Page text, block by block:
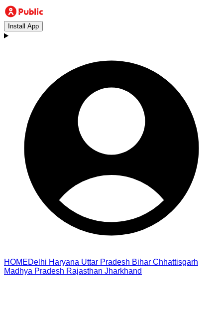
Install App
HOMEDelhi Haryana Uttar Pradesh Bihar Chhattisgarh
Madhya Pradesh Rajasthan Jharkhand